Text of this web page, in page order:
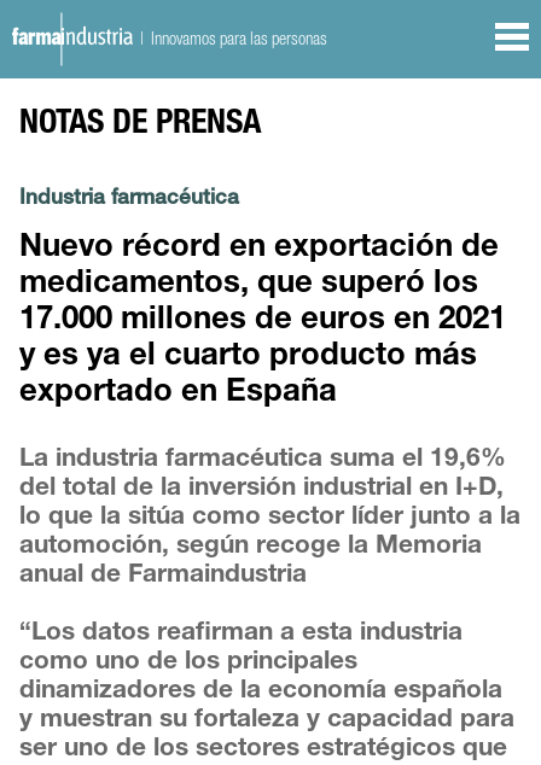
| Innovamos para las personas
NOTAS DE PRENSA
Industria farmacéutica
Nuevo récord en exportación de
medicamentos, que superó los
17.000 millones de euros en 2021
y es ya el cuarto producto más
exportado en España
La industria farmacéutica suma el 19,6%
del total de la inversión industrial en I+D,
lo que la sitúa como sector líder junto a la
automoción, según recoge la Memoria
anual de Farmaindustria
“Los datos reafirman a esta industria
como uno de los principales
dinamizadores de la economía española
y muestran su fortaleza y capacidad para
ser uno de los sectores estratégicos que